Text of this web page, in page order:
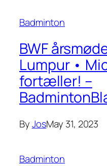
Badminton
BWF
Lumpur •
fortæller! –
ByJosMay 31, 2023
Badminton